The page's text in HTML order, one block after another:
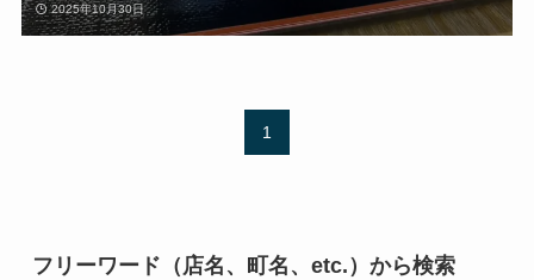
2025年10月30日
1
フリーワード（店名、町名、etc.）から検索